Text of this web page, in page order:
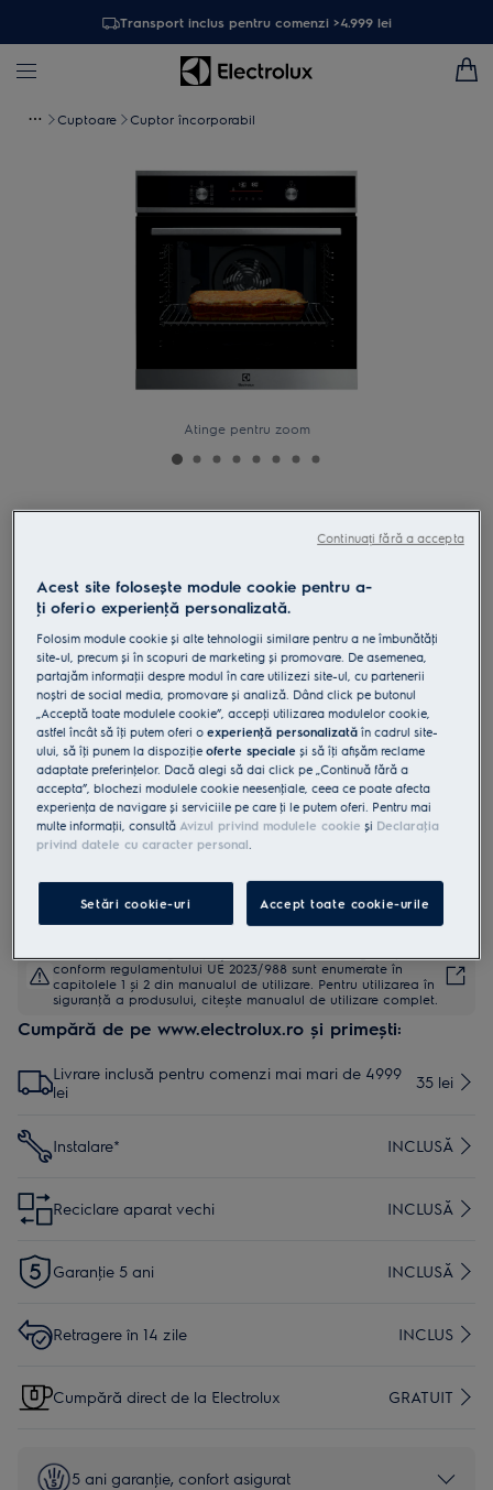
Transport inclus pentru comenzi >4.999 lei
Cuptoare Cuptor încorporabil
Atinge pentru zoom
EOF6P76X2
Cuptor electric SurroundCook cu
autocuratare pirolitica A+ 72 litri
inox
4.9 (2488)
Fișa cu informaţii despre produs
Beneficii
Cuptorul SurroundCook® 600 mentine caldura in toate colturile
cuptorului.
Multilvel Cooking (gatitul pe mai multe niveluri) asigura gatirea
uniforma pe toate cele trei niveluri.
Curăţarea pirolitică transformă grăsimea și reziduurile alimentare în
cenușă.
conform regulamentului UE 2023/988 sunt enumerate în
capitolele 1 și 2 din manualul de utilizare. Pentru utilizarea în
siguranţă a produsului, citește manualul de utilizare complet.
Cumpără de pe www.electrolux.ro și primești:
Livrare inclusă pentru comenzi mai mari de 4999
lei
35 lei
Instalare* INCLUSĂ
Reciclare aparat vechi INCLUSĂ
Garanţie 5 ani INCLUSĂ
Retragere în 14 zile INCLUS
Cumpără direct de la Electrolux GRATUIT
5 ani garanţie, confort asigurat
Acest site folosește module cookie pentru a-
ţi oferi o experienţă personalizată.
Folosim module cookie și alte tehnologii similare pentru a ne îmbunătăţi
site-ul, precum și în scopuri de marketing și promovare. De asemenea,
partajăm informaţii despre modul în care utilizezi site-ul, cu partenerii
noștri de social media, promovare și analiză. Dând click pe butonul
„Acceptă toate modulele cookie”, accepţi utilizarea modulelor cookie,
astfel încât să îţi putem oferi oexperienţă personalizată în cadrul site-
ului, să îţi punem la dispoziţieoferte speciale și să îţi afișăm reclame
adaptate preferinţelor. Dacă alegi să dai click pe „Continuă fără a
accepta”, blochezi modulele cookie neesenţiale, ceea ce poate afecta
experienţa de navigare și serviciile pe care ţi le putem oferi. Pentru mai
multe informaţii, consultă Avizul privind modulele cookie și Declaraţia
privind datele cu caracter personal.
Setări cookie-uri Accept toate cookie-urile
Continuați fără a accepta